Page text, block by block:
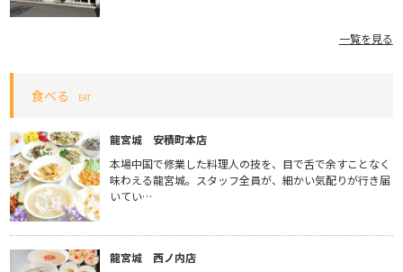
一覧を見る
食べる EAT
龍宮城 安積町本店
本場中国で修業した料理人の技を、目で舌で余すことなく
味わえる龍宮城。スタッフ全員が、細かい気配りが行き届
いてい…
龍宮城 西ノ内店